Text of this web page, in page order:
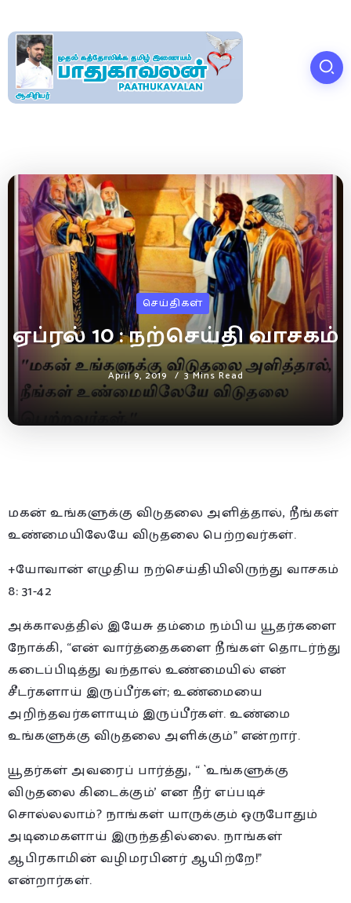
செய்திகள்
ஏப்ரல் 10 : நற்செய்தி வாசகம்
April 9, 2019 3 Mins Read
மகன் உங்களுக்கு விடுதலை அளித்தால், நீங்கள்
உண்மையிலேயே விடுதலை பெற்றவர்கள்.
+யோவான் எழுதிய நற்செய்தியிலிருந்து வாசகம்
8: 31-42
அக்காலத்தில் இயேசு தம்மை நம்பிய யூதர்களை
நோக்கி, “என் வார்த்தைகளை நீங்கள் தொடர்ந்து
கடைப்பிடித்து வந்தால் உண்மையில் என்
சீடர்களாய் இருப்பீர்கள்; உண்மையை
அறிந்தவர்களாயும் இருப்பீர்கள். உண்மை
உங்களுக்கு விடுதலை அளிக்கும்” என்றார்.
யூதர்கள் அவரைப் பார்த்து, “ `உங்களுக்கு
விடுதலை கிடைக்கும்’ என நீர் எப்படிச்
சொல்லலாம்? நாங்கள் யாருக்கும் ஒருபோதும்
அடிமைகளாய் இருந்ததில்லை. நாங்கள்
ஆபிரகாமின் வழிமரபினர் ஆயிற்றே!”
என்றார்கள்.